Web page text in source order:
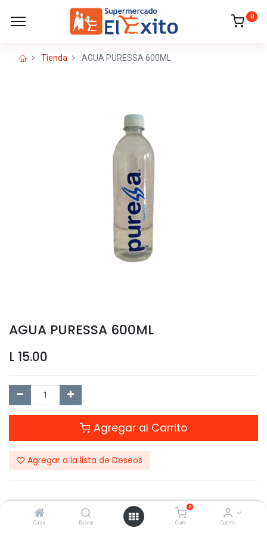
Casa Buscar
0
Carro Cuenta
0
Tienda AGUA PURESSA 600ML
AGUA PURESSA 600ML
L 15.00
Agregar al Carrito
Agregar a la lista de Deseos
Compartir este Producto: